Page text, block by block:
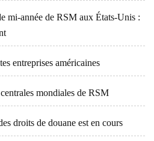
mi-année de RSM aux États-Unis :
entreprises américaines
mondiales de RSM
droits de douane est en cours